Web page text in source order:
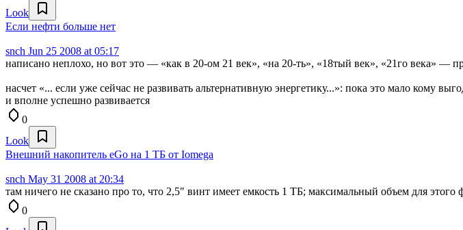
Look
Если нефти больше нет
snch Jun 25 2008 at 05:17
написано неплохо, но вот это — «как в 20-ом 21 век», «на 20-ть», «18тый век», «21го века» —
насчет «... если уже сейчас не развивать альтернативную энергетику...»: пока это мало кому
и вполне успешно развивается
0
Look
Внешний накопитель eGo на 1 ТБ от Iomega
snch May 31 2008 at 20:34
там ничего не сказано про то, что 2,5" винт имеет емкость 1 ТБ; максимальный объем для
0